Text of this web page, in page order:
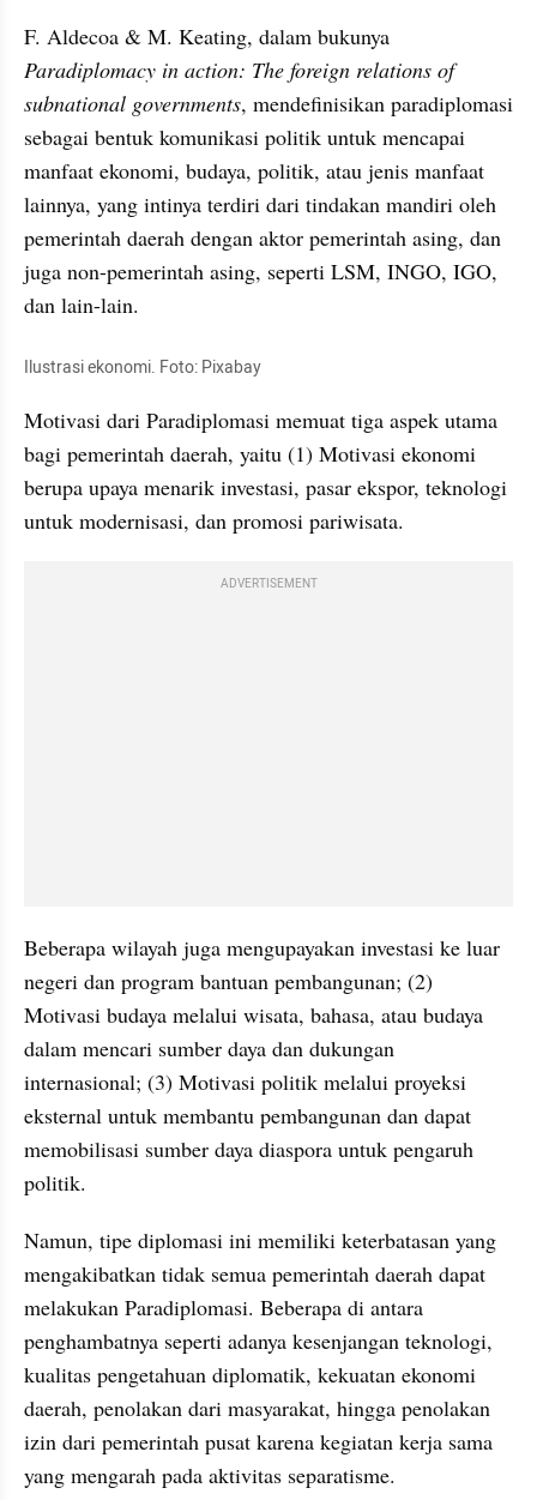
Paradiplomacy in action: The foreign relations of
subnational governments, mendefinisikan paradiplomasi
sebagai bentuk komunikasi politik untuk mencapai
manfaat ekonomi, budaya, politik, atau jenis manfaat
lainnya, yang intinya terdiri dari tindakan mandiri oleh
pemerintah daerah dengan aktor pemerintah asing, dan
juga non-pemerintah asing, seperti LSM, INGO, IGO,
dan lain-lain.
Ilustrasi ekonomi. Foto: Pixabay
Motivasi dari Paradiplomasi memuat tiga aspek utama
bagi pemerintah daerah, yaitu (1) Motivasi ekonomi
berupa upaya menarik investasi, pasar ekspor, teknologi
untuk modernisasi, dan promosi pariwisata.
ADVERTISEMENT
Beberapa wilayah juga mengupayakan investasi ke luar
negeri dan program bantuan pembangunan; (2)
Motivasi budaya melalui wisata, bahasa, atau budaya
dalam mencari sumber daya dan dukungan
internasional; (3) Motivasi politik melalui proyeksi
eksternal untuk membantu pembangunan dan dapat
memobilisasi sumber daya diaspora untuk pengaruh
politik.
Namun, tipe diplomasi ini memiliki keterbatasan yang
mengakibatkan tidak semua pemerintah daerah dapat
melakukan Paradiplomasi. Beberapa di antara
penghambatnya seperti adanya kesenjangan teknologi,
kualitas pengetahuan diplomatik, kekuatan ekonomi
daerah, penolakan dari masyarakat, hingga penolakan
izin dari pemerintah pusat karena kegiatan kerja sama
yang mengarah pada aktivitas separatisme.